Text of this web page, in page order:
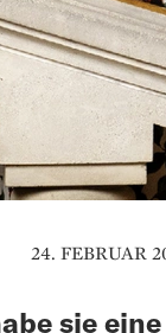
24. FEBRUAR
sie